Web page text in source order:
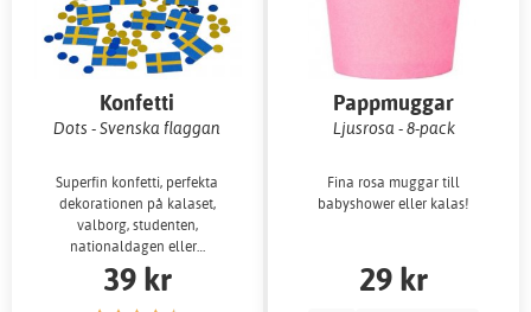
Konfetti
Dots - Svenska flaggan
Superfin konfetti, perfekta
dekorationen på kalaset,
valborg, studenten,
nationaldagen eller…
39 kr
Pappmuggar
Ljusrosa - 8-pack
Fina rosa muggar till
babyshower eller kalas!
29 kr